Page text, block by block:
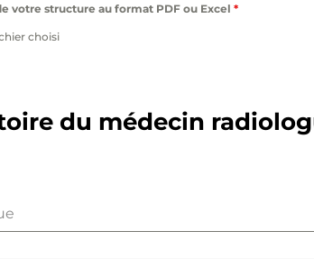
votre structure au format PDF ou Excel *
choisi
du médecin